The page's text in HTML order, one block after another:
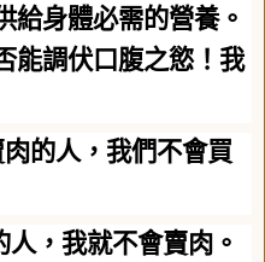
給身體必需的營養。
能調伏口腹之慾！我
的人，我們不會買
，我就不會賣肉。